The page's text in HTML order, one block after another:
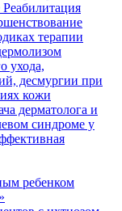
Реабилитация
терапии
ухода,
десмургии при
кожи
дерматолога и
синдроме у
ребенком